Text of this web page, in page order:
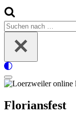
Suchen
nach …
Navigationsmenü
Floriansfest